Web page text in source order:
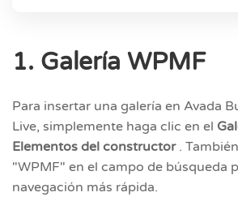
1. Galería WPMF
Para insertar una galería en Avada
Live, simplemente haga clic en el
Elementos del constructor .
"WPMF" en el campo de búsqueda
navegación más rápida.